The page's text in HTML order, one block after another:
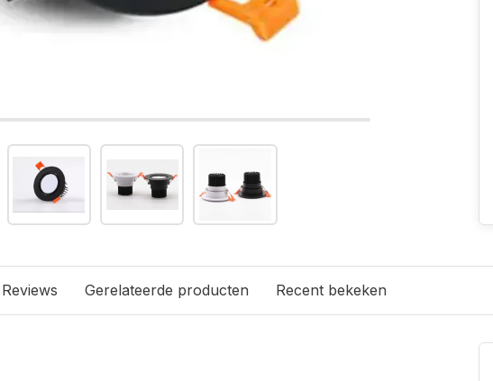
Reviews Gerelateerde producten Recent bekeken